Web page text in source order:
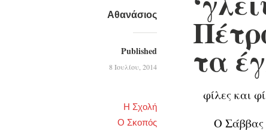
Αθανάσιος
Published
8 Ιουλίου, 2014
Η Σχολή
Ο Σκοπός
τα
φίλες και
Ο Σάββας